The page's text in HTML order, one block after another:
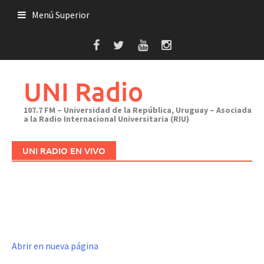
Menú Superior
UNI Radio
107.7 FM – Universidad de la República, Uruguay – Asociada
a la Radio Internacional Universitaria (RIU)
UNI RADIO EN VIVO
Abrir en nueva página